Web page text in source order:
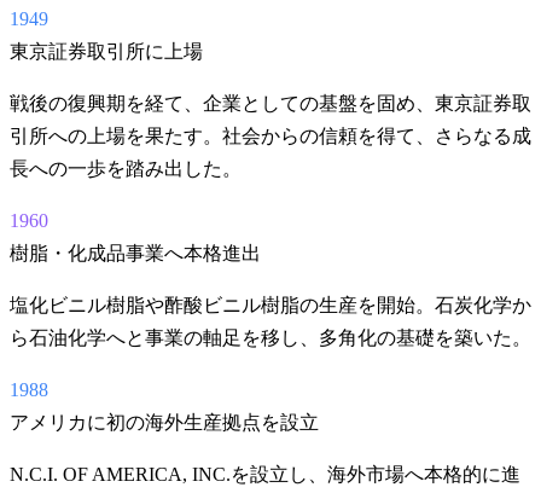
1949
東京証券取引所に上場
戦後の復興期を経て、企業としての基盤を固め、東京証券取
引所への上場を果たす。社会からの信頼を得て、さらなる成
長への一歩を踏み出した。
1960
樹脂・化成品事業へ本格進出
塩化ビニル樹脂や酢酸ビニル樹脂の生産を開始。石炭化学か
ら石油化学へと事業の軸足を移し、多角化の基礎を築いた。
1988
アメリカに初の海外生産拠点を設立
N.C.I. OF AMERICA, INC.を設立し、海外市場へ本格的に進